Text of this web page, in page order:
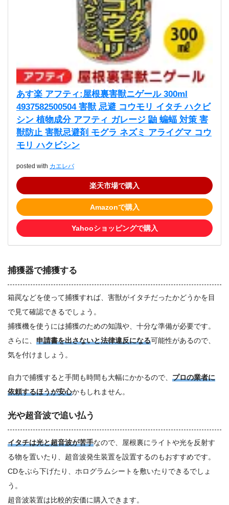
あす楽 アフティ:屋根裏害獣ニゲール 300ml
4937582500504 害獣 忌避 コウモリ イタチ ハクビ
シン 植物成分 アフティ ガレージ 鼬 蝙蝠 対策 害
獣防止 害獣忌避剤 モグラ ネズミ アライグマ コウ
モリ ハクビシン
posted with カエレバ
楽天市場で購入
Amazonで購入
Yahooショッピングで購入
捕獲器で捕獲する
箱罠などを使って捕獲すれば、害獣がイタチだったかどうかを目
で見て確認できるでしょう。
捕獲機を使うには捕獲のための知識や、十分な準備が必要です。
さらに、 申請書を出さないと法律違反になる可能性があるので、
気を付けましょう。
自力で捕獲すると手間も時間も大幅にかかるので、 プロの業者に
依頼するほうが安心かもしれません。
光や超音波で追い払う
イタチは光と超音波が苦手なので、屋根裏にライトや光を反射す
る物を置いたり、超音波発生装置を設置するのもおすすめです。
CDをぶら下げたり、ホログラムシートを敷いたりできるでしょ
う。
超音波装置は比較的安価に購入できます。